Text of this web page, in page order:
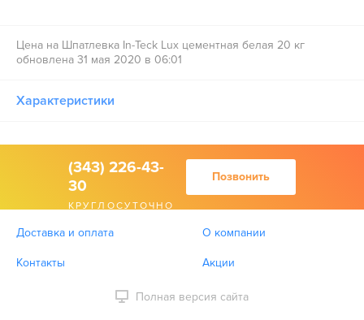
Цена на Шпатлевка In-Teck Lux цементная белая 20 кг
обновлена 31 мая 2020 в 06:01
Характеристики
(343) 226-43-
30
КРУГЛОСУТОЧНО
Позвонить
Доставка и оплата О компании
Контакты Акции
Полная версия сайта